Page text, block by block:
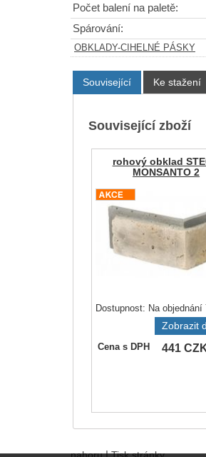
Počet balení na paletě:
Spárování:
OBKLADY-CIHELNÉ PÁSKY
Související Ke stažení
Související zboží
rohový obklad
MONSANTO 2
Dostupnost: Na objednání
Zobrazit
Cena s DPH 441